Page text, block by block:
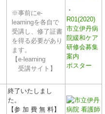
※事前にe-
learningを各自で
受講し、修了証書
を得る必要があり
ます。
【e-learning
受講サイト】
・
R01(2020)
市立伊丹病
院緩和ケア
研修会募集
案内
ポスター
終了いたしまし
た。
【参 加 費 無 料】